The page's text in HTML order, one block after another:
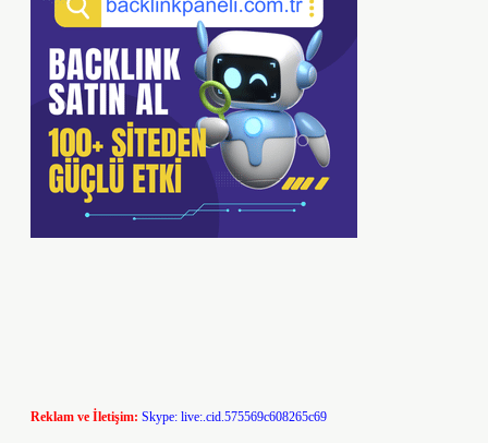
Reklam ve İletişim: Skype: live:.cid.575569c608265c69